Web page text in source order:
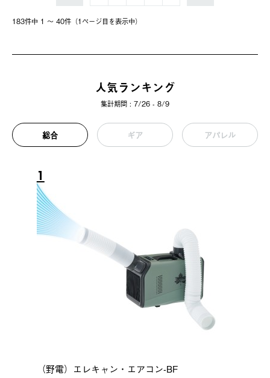
183件中 1 〜 40件（1ページ⽬を表⽰中）
人気ランキング
集計期間 : 7/26 - 8/9
総合 ギア アパレル
1
（野電）エレキャン・エアコン-BF